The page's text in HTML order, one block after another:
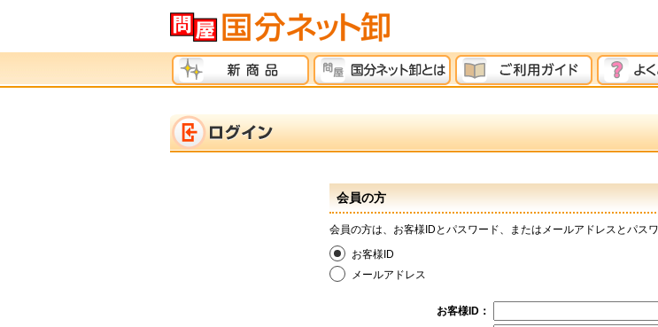
会員の方
会員の方は、お客様IDとパスワード、またはメールアドレスとパス
お客様ID
メールアドレス
お客様ID：